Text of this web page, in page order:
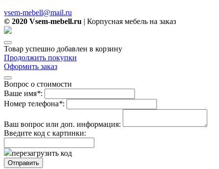
vsem-mebell@mail.ru
© 2020 Vsem-mebell.ru | Корпусная мебель на заказ
Товар успешно добавлен в корзину
Продолжить покупки
Оформить заказ
Вопрос о стоимости
Ваше имя*:
Номер телефона*:
Ваш вопрос или доп. информация:
Введите код с картинки:
перезагрузить код